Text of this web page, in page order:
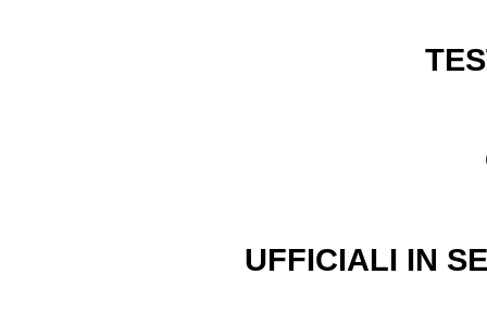
UFFICIALI IN